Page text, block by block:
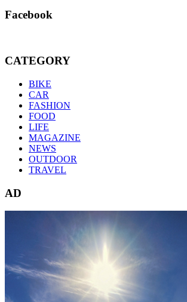
Facebook
CATEGORY
BIKE
CAR
FASHION
FOOD
LIFE
MAGAZINE
NEWS
OUTDOOR
TRAVEL
AD